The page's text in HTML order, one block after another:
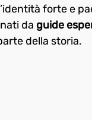
forte e
da guide
della storia.